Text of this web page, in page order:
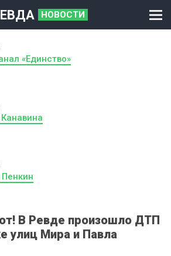
НОВОСТИ
«Единство»
В Ревде произошло ДТП
улиц Мира и Павла